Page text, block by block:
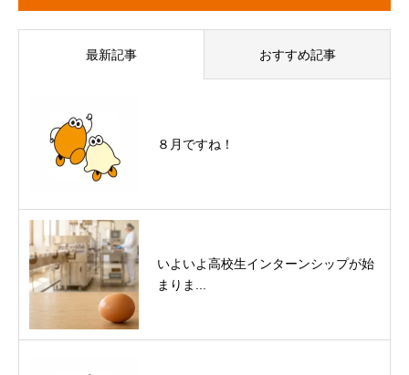
最新記事 おすすめ記事
８月ですね！
いよいよ高校生インターンシップが始
まりま...